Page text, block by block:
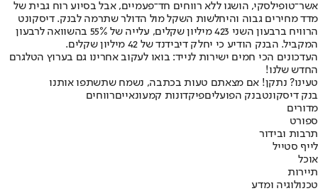
אשר־טופילסקי, הושגו ללא רווחים חד־פעמיים, אבל בסיוע רוח גבית של
מדד מחירים גבוה והיחלשות השקל מול הדולר שתרמה לבנק. דיסקונט
הרוויח ברבעון השני 423 מיליון שקלים, עלייה של 55% בהשוואה לרבעון
המקביל. הבנק הודיע כי יחלק דיבידנד של 42 מיליון שקלים.
העדכונים הכי חמים ישירות לנייד: בואו לעקוב אחרינו גם בערוץ הטלגרם
החדש שלנו!
טעינו? נתקן! אם מצאתם טעות בכתבה, נשמח שתשתפו אותנו
בנק דיסקונטבנק הפועליםפיקדונות קמעונאייםרווחים
מדורים
ספורט
תרבות ובידור
לייף סטייל
אוכל
תיירות
טכנולוגיה ומדע